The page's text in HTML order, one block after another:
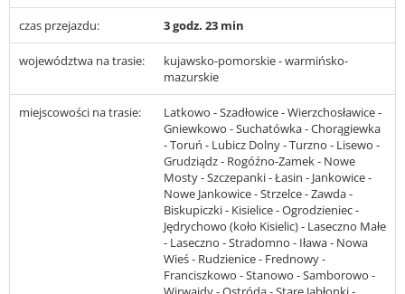
czas przejazdu: 3 godz. 23 min
województwa na trasie:
kujawsko-pomorskie - warmińsko-
mazurskie
miejscowości na trasie:
Latkowo - Szadłowice - Wierzchosławice -
Gniewkowo - Suchatówka - Chorągiewka
- Toruń - Lubicz Dolny - Turzno - Lisewo -
Grudziądz - Rogóźno-Zamek - Nowe
Mosty - Szczepanki - Łasin - Jankowice -
Nowe Jankowice - Strzelce - Zawda -
Biskupiczki - Kisielice - Ogrodzieniec -
Jędrychowo (koło Kisielic) - Laseczno Małe
- Laseczno - Stradomno - Iława - Nowa
Wieś - Rudzienice - Frednowy -
Franciszkowo - Stanowo - Samborowo -